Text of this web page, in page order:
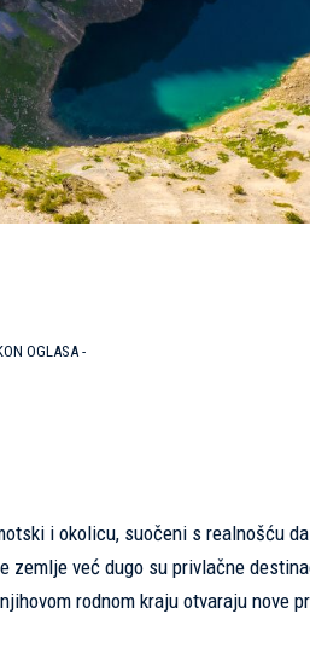
OGLASA -
i okolicu, suočeni s realnošću
zemlje već dugo su privlačne
rodnom kraju otvaraju nove